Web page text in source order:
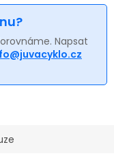
Napsat